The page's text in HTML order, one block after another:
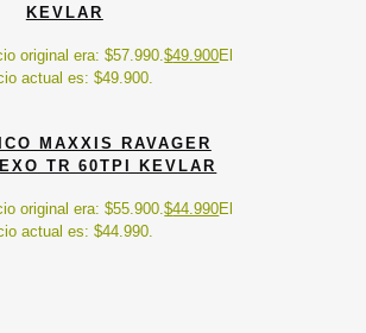
KEVLAR
original era: $57.990.$49.900El
actual es: $49.900.
MAXXIS RAVAGER
TR 60TPI KEVLAR
original era: $55.900.$44.990El
actual es: $44.990.